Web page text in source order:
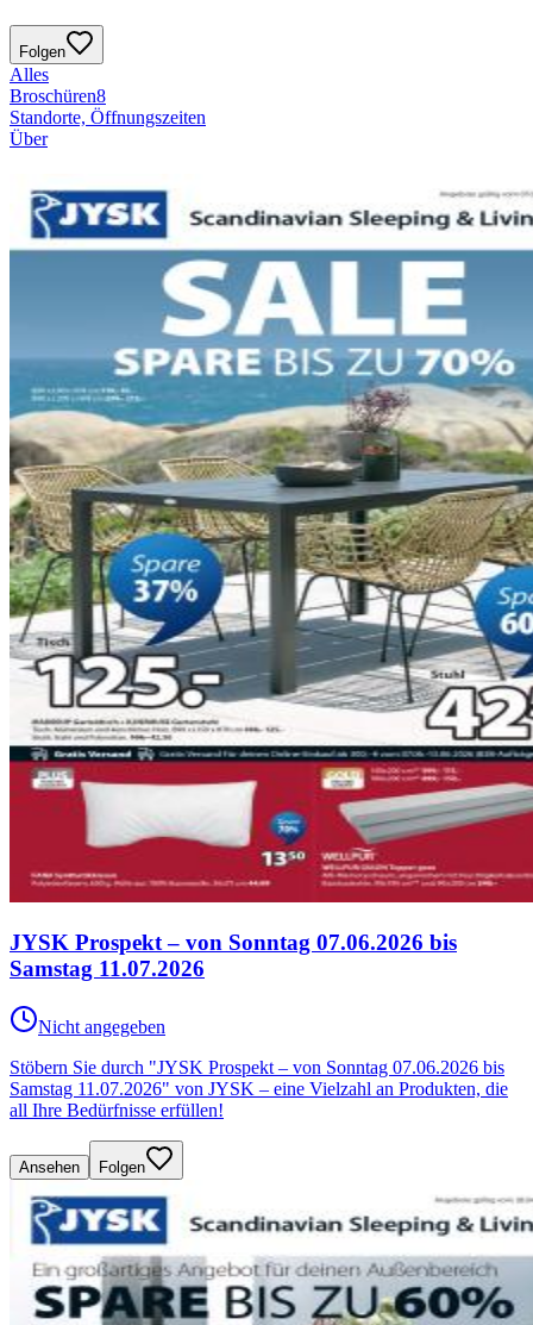
Folgen
Alles
Broschüren8
Standorte, Öffnungszeiten
Über
JYSK Prospekt – von Sonntag 07.06.2026 bis
Samstag 11.07.2026
Nicht angegeben
Stöbern Sie durch "JYSK Prospekt – von Sonntag 07.06.2026 bis
Samstag 11.07.2026" von JYSK – eine Vielzahl an Produkten, die
all Ihre Bedürfnisse erfüllen!
Ansehen Folgen